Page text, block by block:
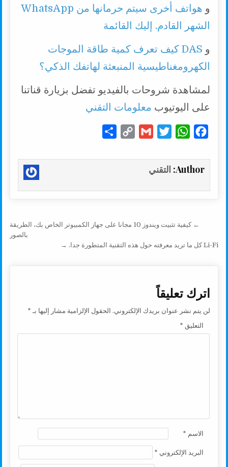
و
هواتف أخرى سيتم حرمانها من WhatsApp
الشهر القادم. إليك القائمة
و
DAS كيف تعرف كمية طاقة الموجات
الكهرومغناطيسية المنبعثة لهاتفك الذكي؟
لمشاهدة شروحات بالفيديو تفضل بزيارة قناتنا
على اليوتيوب معلومات التقني
c
e
W
a
t
i
t
G
a
p
a
Author: التقني
تصفّح المقالات ← كيفية تثبيت ويندوز 10 مجانا على جهاز الكمبيوتر الخاص بك، الطريقة
بالصور
Li-Fi كل ما تريد معرفته حول هذه التقنية المتطورة جدا. →
اترك تعليقاً
لن يتم نشر عنوان بريدك الإلكتروني. الحقول الإلزامية مشار إليها بـ *
التعليق *
الاسم *
البريد الإلكتروني *